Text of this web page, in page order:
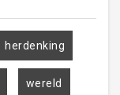
herdenking
wereld